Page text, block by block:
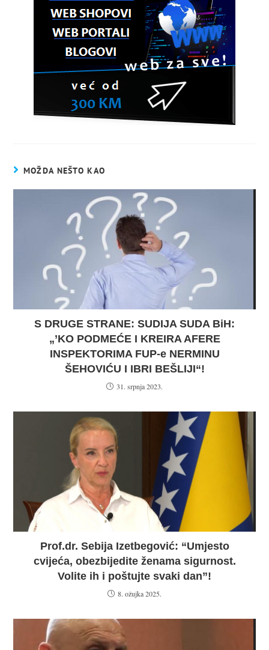
MOŽDA NEŠTO KAO
S DRUGE STRANE: SUDIJA SUDA BiH:
„’KO PODMEĆE I KREIRA AFERE
INSPEKTORIMA FUP-e NERMINU
ŠEHOVIĆU I IBRI BEŠLIJI“!
31. srpnja 2023.
Prof.dr. Sebija Izetbegović: “Umjesto
cvijeća, obezbijedite ženama sigurnost.
Volite ih i poštujte svaki dan”!
8. ožujka 2025.